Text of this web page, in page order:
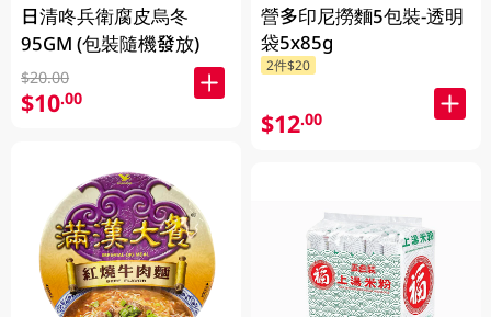
日清咚兵衛腐皮烏冬
95GM (包裝隨機發放)
$20.00
$10.00
營多印尼撈麵5包裝-透明
袋5x85g
2件$20
$12.00